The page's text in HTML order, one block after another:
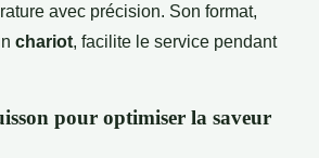
avec précision. Son format,
chariot, facilite le service pendant
pour optimiser la saveur